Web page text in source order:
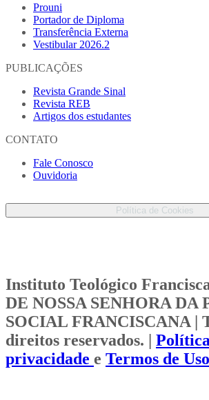
Prouni
Portador de Diploma
Transferência Externa
Vestibular 2026.2
PUBLICAÇÕES
Revista Grande Sinal
Revista REB
Artigos dos estudantes
CONTATO
Fale Conosco
Ouvidoria
Política de Cookies
Instituto Teológico
DE NOSSA SENHORA DA
SOCIAL FRANCISCANA |
direitos reservados. |
privacidade e Termos de Uso